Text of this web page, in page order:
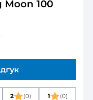
Moon 100
2 (0) 1 (0)